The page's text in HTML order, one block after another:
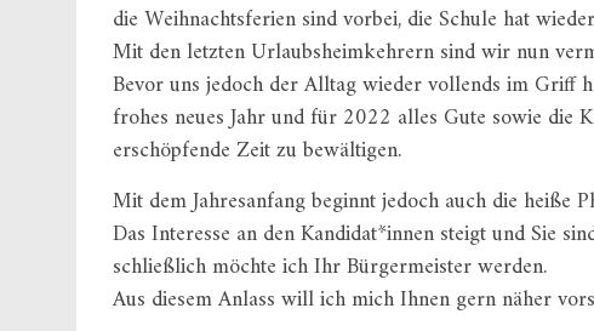
die Weihnachtsferien sind vorbei, die Schule hat
Mit den letzten Urlaubsheimkehrern sind wir nun
Bevor uns jedoch der Alltag wieder vollends im Griff
frohes neues Jahr und für 2022 alles Gute sowie die
erschöpfende Zeit zu bewältigen.
Mit dem Jahresanfang beginnt jedoch auch die heiße
Das Interesse an den Kandidat*innen steigt und Sie
schließlich möchte ich Ihr Bürgermeister werden.
Aus diesem Anlass will ich mich Ihnen gern näher